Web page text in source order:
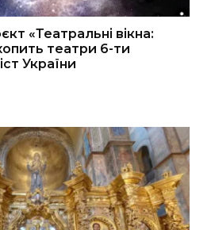
«Театральні вікна:
театри 6-ти
України